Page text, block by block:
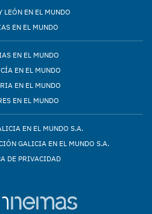
LEÓN EN EL MUNDO
EN EL MUNDO
EN EL MUNDO
EN EL MUNDO
EN EL MUNDO
EN EL MUNDO
EN EL MUNDO S.A.
GALICIA EN EL MUNDO S.A.
DE PRIVACIDAD